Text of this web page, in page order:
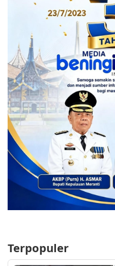
Terpopuler